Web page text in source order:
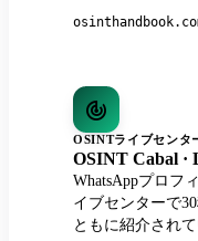
OSINTライブセンタ
OSINT Cabal ·
WhatsAppプロフ
イブセンターで
ともに紹介されて